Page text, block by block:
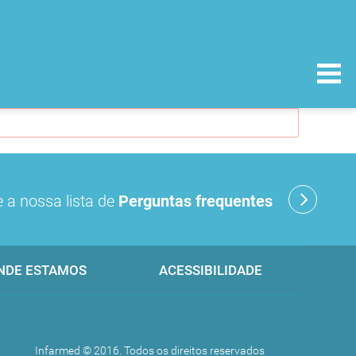
a nossa lista de Perguntas frequentes
ESTAMOS ACESSIBILIDADE
Infarmed © 2016. Todos os direitos reservados